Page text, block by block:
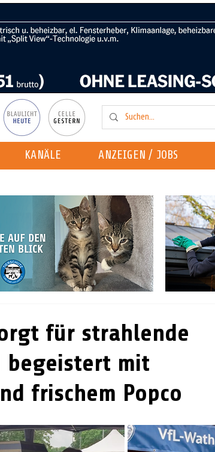
KANÄLE ANZEIGEN / JOBS
für strahlende
begeistert mit
frischem Popco